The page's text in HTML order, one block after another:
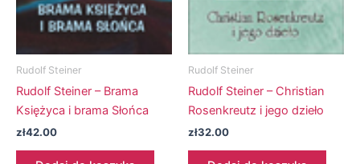
Rudolf Steiner
Rudolf Steiner – Brama
Księżyca i brama Słońca
zł42.00
Rudolf Steiner
Rudolf Steiner – Christian
Rosenkreutz i jego dzieło
zł32.00